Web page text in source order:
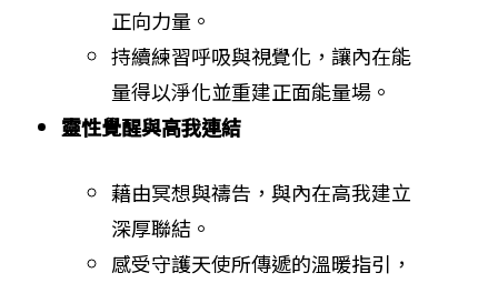
正向力量。
持續練習呼吸與視覺化，讓內在能
量得以淨化並重建正面能量場。
靈性覺醒與高我連結
藉由冥想與禱告，與內在高我建立
深厚聯結。
感受守護天使所傳遞的溫暖指引，